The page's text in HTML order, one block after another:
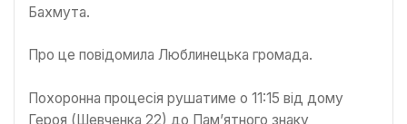
Бахмута.
Про це повідомила Люблинецька громада.
Похоронна процесія рушатиме о 11:15 від дому
Героя (Шевченка 22) до Памʼятного знаку